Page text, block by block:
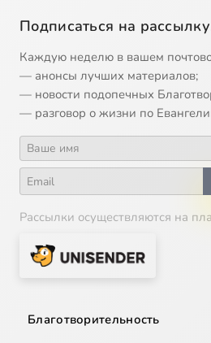
Подписаться на
Каждую неделю в вашем
— анонсы лучших материалов;
— новости подопечных
— разговор о жизни по
Рассылки осуществляются на
Благотворительность